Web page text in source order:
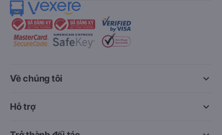
keyboard_arrow_down
Về chúng tôi
keyboard_arrow_down
Hỗ trợ